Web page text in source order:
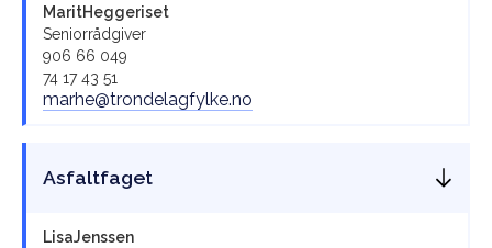
MaritHeggeriset
Seniorrådgiver
906 66 049
74 17 43 51
marhe@trondelagfylke.no
Asfaltfaget
LisaJenssen